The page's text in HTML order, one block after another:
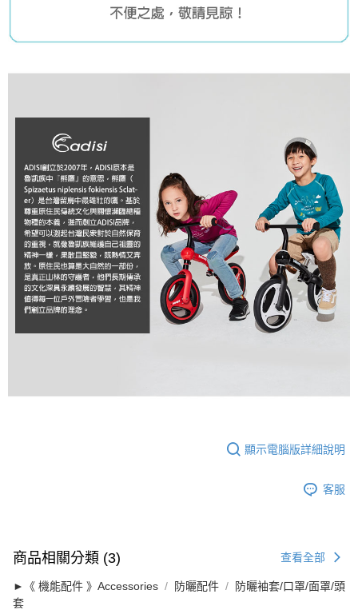
顯示電腦版詳細說明
客服
商品相關分類 (3) 查看全部
►《 機能配件 》Accessories 防曬配件
防曬袖套/口罩/面罩/頭
套